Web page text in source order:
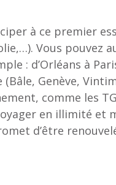
à ce premier
Vous pouvez
: d’Orléans à
Genève,
comme les
en illimité et
d’être